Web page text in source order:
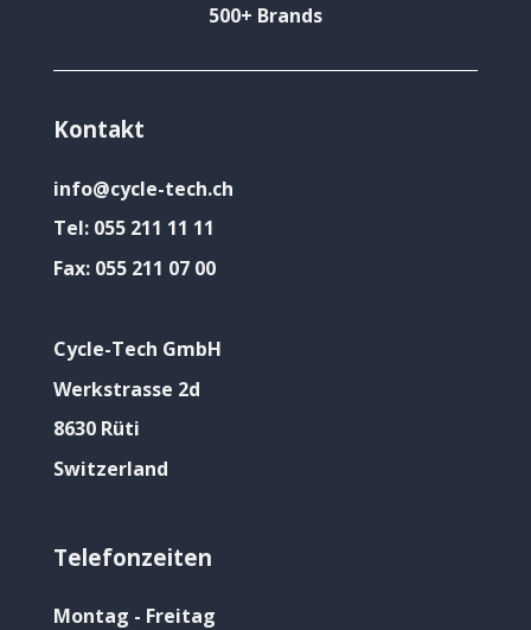
500+ Brands
Kontakt
info@cycle-tech.ch
Tel: 055 211 11 11
Fax: 055 211 07 00
Cycle-Tech GmbH
Werkstrasse 2d
8630 Rüti
Switzerland
Telefonzeiten
Montag - Freitag